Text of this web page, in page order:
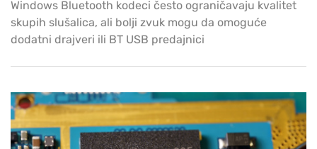
Windows Bluetooth kodeci često ograničavaju kvalitet
skupih slušalica, ali bolji zvuk mogu da omoguće
dodatni drajveri ili BT USB predajnici